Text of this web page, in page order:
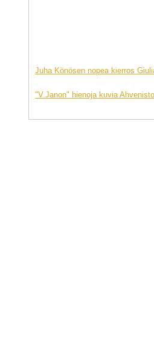
Juha Könösen nopea kierros
"V.Janon" hienoja kuvia